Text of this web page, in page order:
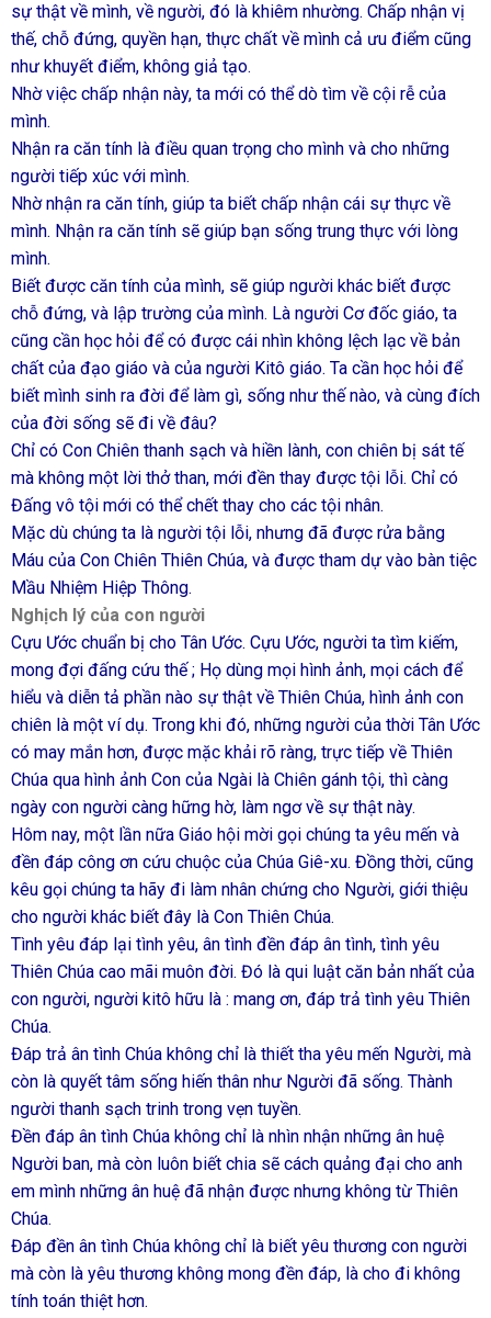
sự thật về mình, về người, đó là khiêm nhường. Chấp nhận vị
thế, chỗ đứng, quyền hạn, thực chất về mình cả ưu điểm cũng
như khuyết điểm, không giả tạo.
Nhờ việc chấp nhận này, ta mới có thể dò tìm về cội rễ của
mình.
Nhận ra căn tính là điều quan trọng cho mình và cho những
người tiếp xúc với mình.
Nhờ nhận ra căn tính, giúp ta biết chấp nhận cái sự thực về
mình. Nhận ra căn tính sẽ giúp bạn sống trung thực với lòng
mình.
Biết được căn tính của mình, sẽ giúp người khác biết được
chỗ đứng, và lập trường của mình. Là người Cơ đốc giáo, ta
cũng cần học hỏi để có được cái nhìn không lệch lạc về bản
chất của đạo giáo và của người Kitô giáo. Ta cần học hỏi để
biết mình sinh ra đời để làm gì, sống như thế nào, và cùng đích
của đời sống sẽ đi về đâu?
Chỉ có Con Chiên thanh sạch và hiền lành, con chiên bị sát tế
mà không một lời thở than, mới đền thay được tội lỗi. Chỉ có
Đấng vô tội mới có thể chết thay cho các tội nhân.
Mặc dù chúng ta là người tội lỗi, nhưng đã được rửa bằng
Máu của Con Chiên Thiên Chúa, và được tham dự vào bàn tiệc
Mầu Nhiệm Hiệp Thông.
Nghịch lý của con người
Cựu Ước chuẩn bị cho Tân Ước. Cựu Ước, người ta tìm kiếm,
mong đợi đấng cứu thế ; Họ dùng mọi hình ảnh, mọi cách để
hiểu và diễn tả phần nào sự thật về Thiên Chúa, hình ảnh con
chiên là một ví dụ. Trong khi đó, những người của thời Tân Ước
có may mắn hơn, được mặc khải rõ ràng, trực tiếp về Thiên
Chúa qua hình ảnh Con của Ngài là Chiên gánh tội, thì càng
ngày con người càng hững hờ, làm ngơ về sự thật này.
Hôm nay, một lần nữa Giáo hội mời gọi chúng ta yêu mến và
đền đáp công ơn cứu chuộc của Chúa Giê-xu. Đồng thời, cũng
kêu gọi chúng ta hãy đi làm nhân chứng cho Người, giới thiệu
cho người khác biết đây là Con Thiên Chúa.
Tình yêu đáp lại tình yêu, ân tình đền đáp ân tình, tình yêu
Thiên Chúa cao mãi muôn đời. Đó là qui luật căn bản nhất của
con người, người kitô hữu là : mang ơn, đáp trả tình yêu Thiên
Chúa.
Đáp trả ân tình Chúa không chỉ là thiết tha yêu mến Người, mà
còn là quyết tâm sống hiến thân như Người đã sống. Thành
người thanh sạch trinh trong vẹn tuyền.
Đền đáp ân tình Chúa không chỉ là nhìn nhận những ân huệ
Người ban, mà còn luôn biết chia sẽ cách quảng đại cho anh
em mình những ân huệ đã nhận được nhưng không từ Thiên
Chúa.
Đáp đền ân tình Chúa không chỉ là biết yêu thương con người
mà còn là yêu thương không mong đền đáp, là cho đi không
tính toán thiệt hơn.